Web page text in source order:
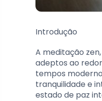
Introdução
A meditação
adeptos ao
tempos
tranquilidade e
estado de paz